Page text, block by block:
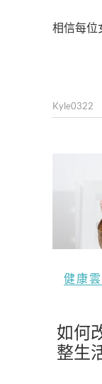
相信每位
Kyle0322
健康
如何
整生